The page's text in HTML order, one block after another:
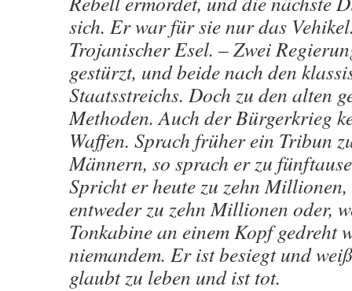
sich. Er war für sie nur das
Trojanischer Esel. – Zwei
gestürzt, und beide nach den
Staatsstreichs. Doch zu den alten
Methoden. Auch der Bürgerkrieg
Waffen. Sprach früher ein Tribun
Männern, so sprach er zu
Spricht er heute zu zehn
entweder zu zehn Millionen oder,
Tonkabine an einem Kopf gedreht
niemandem. Er ist besiegt und
glaubt zu leben und ist tot.